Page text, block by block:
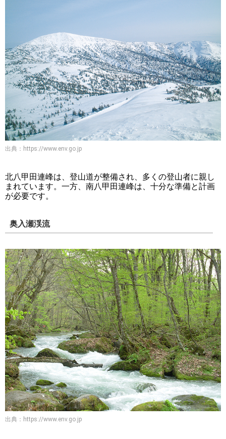
出典： https://www.env.go.jp
北八甲田連峰は、登山道が整備され、多くの登山者に親し
まれています。一方、南八甲田連峰は、十分な準備と計画
が必要です。
奥入瀬渓流
出典： https://www.env.go.jp